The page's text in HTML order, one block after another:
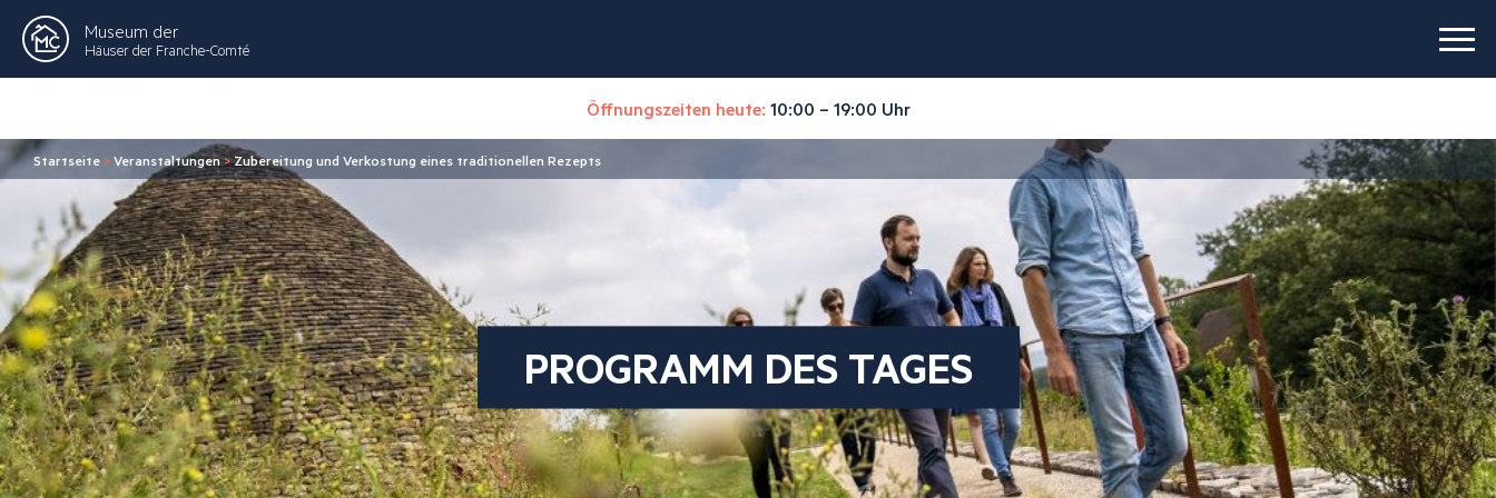
Museum der
Häuser der Franche-Comté
Öffnungszeiten heute: 10:00 – 19:00 Uhr
Startseite >Veranstaltungen>Zubereitung und Verkostung eines traditionellen Rezepts
PROGRAMM DES TAGES